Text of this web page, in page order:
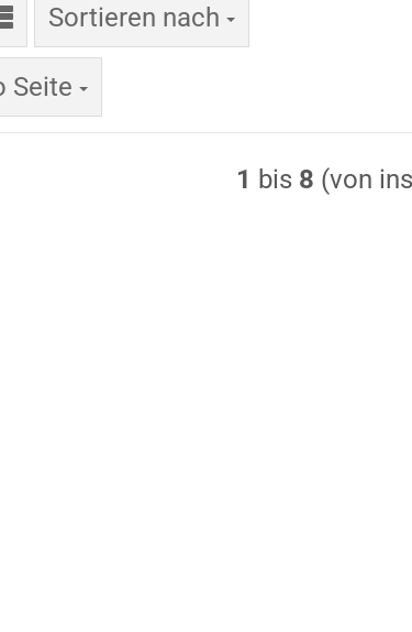
Sortieren nach
Sortieren nach
Seite
1 bis 8 (von